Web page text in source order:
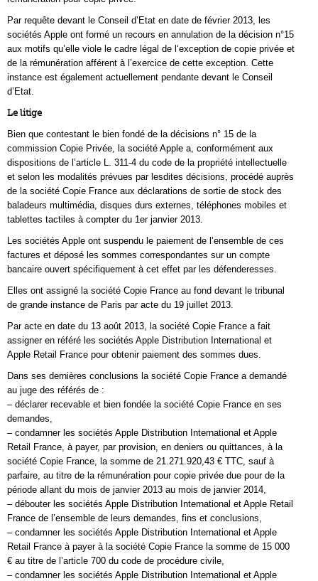
Par requête devant le Conseil d’Etat en date de février 2013, les
sociétés Apple ont formé un recours en annulation de la décision n°15
aux motifs qu’elle viole le cadre légal de l‘exception de copie privée et
de la rémunération afférent à l’exercice de cette exception. Cette
instance est également actuellement pendante devant le Conseil
d’Etat.
Le litige
Bien que contestant le bien fondé de la décisions n° 15 de la
commission Copie Privée, la société Apple a, conformément aux
dispositions de l’article L. 311-4 du code de la propriété intellectuelle
et selon les modalités prévues par lesdites décisions, procédé auprès
de la société Copie France aux déclarations de sortie de stock des
baladeurs multimédia, disques durs externes, téléphones mobiles et
tablettes tactiles à compter du 1er janvier 2013.
Les sociétés Apple ont suspendu le paiement de l’ensemble de ces
factures et déposé les sommes correspondantes sur un compte
bancaire ouvert spécifiquement à cet effet par les défenderesses.
Elles ont assigné la société Copie France au fond devant le tribunal
de grande instance de Paris par acte du 19 juillet 2013.
Par acte en date du 13 août 2013, la société Copie France a fait
assigner en référé les sociétés Apple Distribution International et
Apple Retail France pour obtenir paiement des sommes dues.
Dans ses dernières conclusions la société Copie France a demandé
au juge des référés de :
– déclarer recevable et bien fondée la société Copie France en ses
demandes,
– condamner les sociétés Apple Distribution International et Apple
Retail France, à payer, par provision, en deniers ou quittances, à la
société Copie France, la somme de 21.271.920,43 € TTC, sauf à
parfaire, au titre de la rémunération pour copie privée due pour de la
période allant du mois de janvier 2013 au mois de janvier 2014,
– débouter les sociétés Apple Distribution International et Apple Retail
France de l’ensemble de leurs demandes, fins et conclusions,
– condamner les sociétés Apple Distribution International et Apple
Retail France à payer à la société Copie France la somme de 15 000
€ au titre de l’article 700 du code de procédure civile,
– condamner les sociétés Apple Distribution International et Apple